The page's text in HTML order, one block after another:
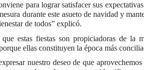
para lograr satisfacer sus
durante este asueto de navidad y
de todos” explicó.
estas fiestas son propiciadoras de la
ellas constituyen la época más
nuestro deseo de que